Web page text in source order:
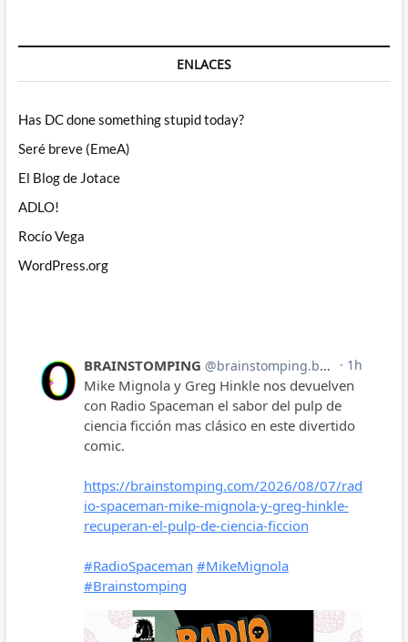
ENLACES
Has DC done something stupid today?
Seré breve (EmeA)
El Blog de Jotace
ADLO!
Rocío Vega
WordPress.org